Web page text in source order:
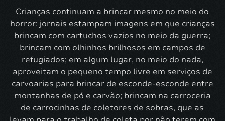
Crianças continuam a brincar mesmo no meio do
horror: jornais estampam imagens em que crianças
brincam com cartuchos vazios no meio da guerra;
brincam com olhinhos brilhosos em campos de
refugiados; em algum lugar, no meio do nada,
aproveitam o pequeno tempo livre em serviços de
carvoarias para brincar de esconde-esconde entre
montanhas de pó e carvão; brincam na carroceria
de carrocinhas de coletores de sobras, que as